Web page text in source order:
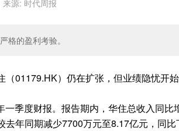
来源: 时代周报
格的盈利考验。
01179.HK）仍在扩张，但业绩隐忧开始
一季度财报。报告期内，华住总收入同
去年同期减少7700万元至8.17亿元，同